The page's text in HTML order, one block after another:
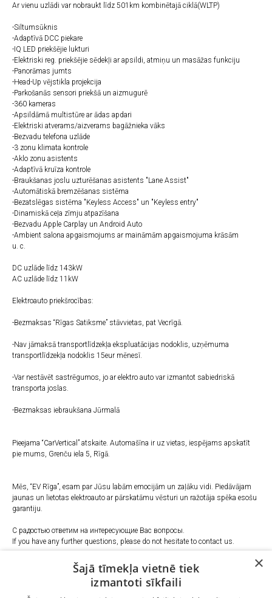
Ar vienu uzlādi var nobraukt līdz 501km kombinētajā ciklā(WLTP)
-Siltumsūknis
-Adaptīvā DCC piekare
-IQ LED priekšējie lukturi
-Elektriski reg. priekšējie sēdekļi ar apsildi, atmiņu un masāžas funkciju
-Panorāmas jumts
-Head-Up vējstikla projekcija
-Parkošanās sensori priekšā un aizmugurē
-360 kameras
-Apsildāmā multistūre ar ādas apdari
-Elektriski atverams/aizverams bagāžnieka vāks
-Bezvadu telefona uzlāde
-3 zonu klimata kontrole
-Aklo zonu asistents
-Adaptīvā kruīza kontrole
-Braukšanas joslu uzturēšanas asistents "Lane Assist"
-Automātiskā bremzēšanas sistēma
-Bezatslēgas sistēma "Keyless Access" un "Keyless entry"
-Dinamiskā ceļa zīmju atpazīšana
-Bezvadu Apple Carplay un Android Auto
-Ambient salona apgaismojums ar maināmām apgaismojuma krāsām
u. c.
DC uzlāde līdz 143kW
AC uzlāde līdz 11kW
Elektroauto priekšrocības:
-Bezmaksas “Rīgas Satiksme” stāvvietas, pat Vecrīgā.
-Nav jāmaksā transportlīdzekļa ekspluatācijas nodoklis, uzņēmuma
transportlīdzekļa nodoklis 15eur mēnesī.
-Var nestāvēt sastrēgumos, jo ar elektro auto var izmantot sabiedriskā
transporta joslas.
-Bezmaksas iebraukšana Jūrmalā
Pieejama “CarVertical” atskaite. Automašīna ir uz vietas, iespējams apskatīt
pie mums, Grenču iela 5, Rīgā.
Mēs, “EV Rīga”, esam par Jūsu labām emocijām un zaļāku vidi. Piedāvājam
jaunas un lietotas elektroauto ar pārskatāmu vēsturi un ražotāja spēka esošu
garantiju.
С радостью ответим на интересующие Вас вопросы.
If you have any further questions, please do not hesitate to contact us.
×
Šajā tīmekļa vietnē tiek
izmantoti sīkfaili